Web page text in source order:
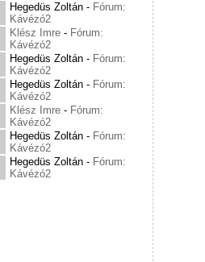
Hegedüs Zoltán - Fórum:
Kávézó2
Klész Imre - Fórum:
Kávézó2
Hegedüs Zoltán - Fórum:
Kávézó2
Hegedüs Zoltán - Fórum:
Kávézó2
Klész Imre - Fórum:
Kávézó2
Hegedüs Zoltán - Fórum:
Kávézó2
Hegedüs Zoltán - Fórum:
Kávézó2